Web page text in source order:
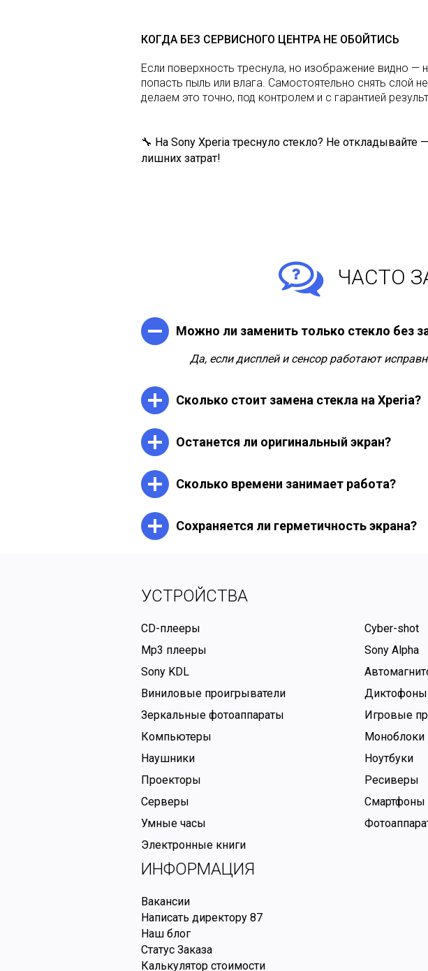
КОГДА БЕЗ СЕРВИСНОГО ЦЕНТРА НЕ ОБОЙТИСЬ
Если поверхность треснула, но изображение видно
попасть пыль или влага. Самостоятельно снять
делаем это точно, под контролем и с гарантией
🔧 На Sony Xperia треснуло стекло? Не
лишних затрат!
ЧАСТО
Можно ли заменить только стекло без
Да, если дисплей и сенсор работают
Сколько стоит замена стекла на Xperia?
Останется ли оригинальный экран?
Сколько времени занимает работа?
Сохраняется ли герметичность экрана?
УСТРОЙСТВА
CD-плееры Cyber-shot
Mp3 плееры
Sony Alpha
Sony KDL
Виниловые проигрыватели
Диктофоны
Зеркальные фотоаппараты
Игровые
Компьютеры
Моноблоки
Наушники
Ноутбуки
Проекторы
Ресиверы
Серверы
Смартфоны
Умные часы
Электронные книги
ИНФОРМАЦИЯ
Вакансии
Написать директору 87
Наш блог
Статус Заказа
Калькулятор стоимости